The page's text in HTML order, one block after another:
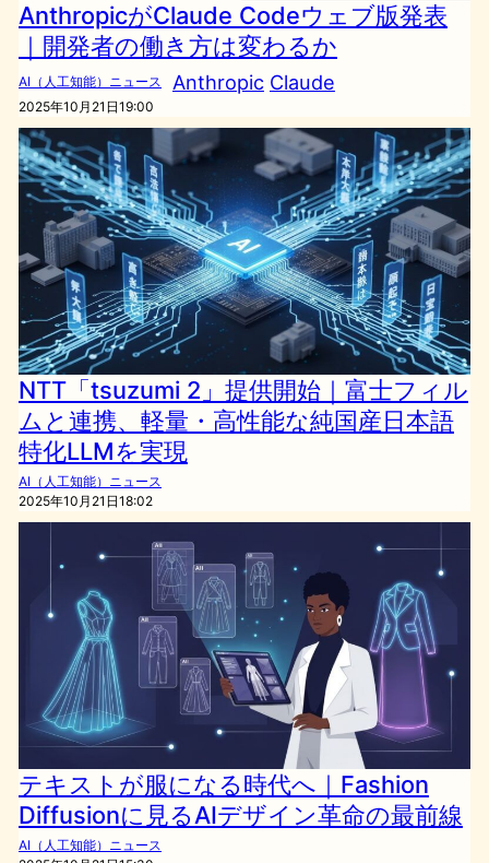
AnthropicがClaude Codeウェブ版発表
｜開発者の働き方は変わるか
AI（人工知能）ニュース Anthropic Claude
2025年10月21日19:00
NTT「tsuzumi 2」提供開始｜富士フィル
ムと連携、軽量・高性能な純国産日本語
特化LLMを実現
AI（人工知能）ニュース
2025年10月21日18:02
テキストが服になる時代へ｜Fashion
Diffusionに見るAIデザイン革命の最前線
AI（人工知能）ニュース